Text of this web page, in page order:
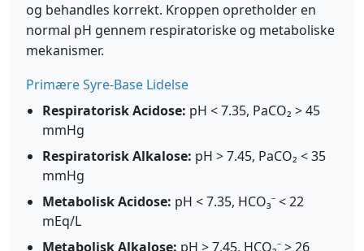
og behandles korrekt. Kroppen opretholder en
normal pH gennem respiratoriske og metaboliske
mekanismer.
Primære Syre-Base Lidelse
Respiratorisk Acidose: pH < 7.35, PaCO₂ > 45
mmHg
Respiratorisk Alkalose: pH > 7.45, PaCO₂ < 35
mmHg
Metabolisk Acidose: pH < 7.35, HCO₃⁻ < 22
mEq/L
Metabolisk Alkalose: pH > 7.45, HCO₃⁻ > 26